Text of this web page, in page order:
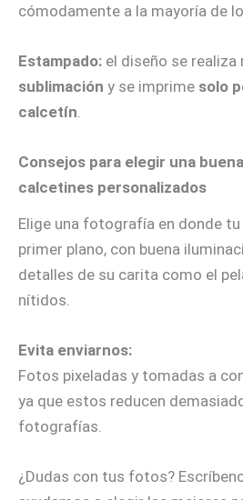
cómodamente a la mayoría de
Estampado: el diseño se realiza
sublimación y se imprime solo
calcetín.
Consejos para elegir una
calcetines personalizados
Elige una fotografía en donde
primer plano, con buena
detalles de su carita como el
nítidos.
Evita enviarnos:
Fotos pixeladas y tomadas a
ya que estos reducen
fotografías.
¿Dudas con tus fotos?